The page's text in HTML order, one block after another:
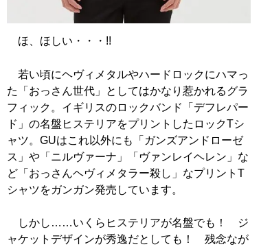
ほ、ほしい・・・!!
若い頃にヘヴィメタルやハードロックにハマっ
た「おっさん世代」としてはかなり惹かれるグラ
フィック。イギリスのロックバンド「デフレパー
ド」の名盤ヒステリアをプリントしたロックTシ
ャツ。GUはこれ以外にも「ガンズアンドローゼ
ス」や「ニルヴァーナ」「ヴァンレイヘレン」な
ど「おっさんヘヴィメタラー殺し」なプリントT
シャツをガンガン発売しています。
しかし……いくらヒステリアが名盤でも！ ジ
ャケットデザインが秀逸だとしても！ 残念なが